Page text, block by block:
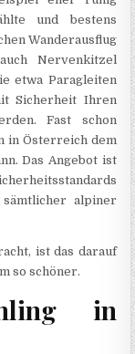
und bestens
Wanderausflug
Nervenkitzel
etwa Paragleiten
Sicherheit Ihren
Fast schon
in Österreich dem
Das Angebot ist
alpiner
ist das darauf
so schöner.
in